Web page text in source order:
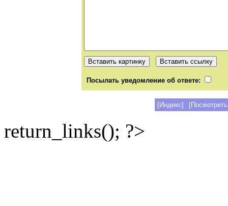
Посылать уведомление об ответе:
[Индекс]
return_links(); ?>